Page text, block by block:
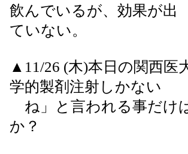
飲んでいるが、効果が出
ていない。
▲11/26 (木)本日の関西医
学的製剤注射しかない
ね」と言われる事だけ
か？